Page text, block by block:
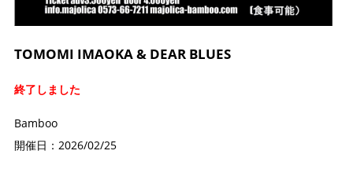
TOMOMI IMAOKA & DEAR BLUES
終了しました
Bamboo
開催日：2026/02/25